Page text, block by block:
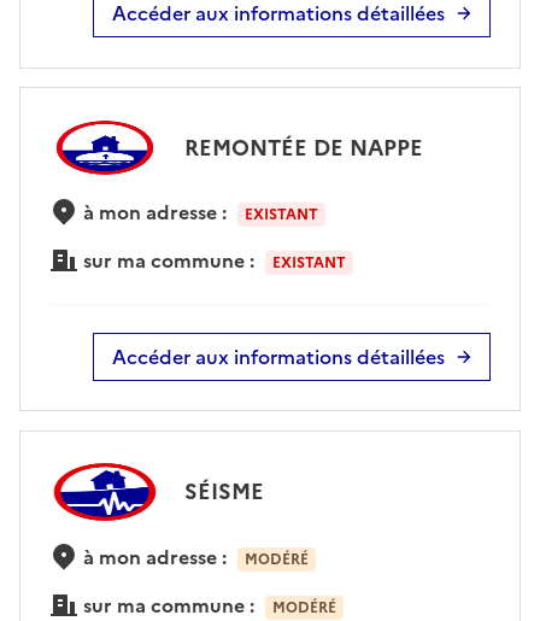
Accéder aux informations détaillées
REMONTÉE DE NAPPE
à mon adresse : EXISTANT
sur ma commune : EXISTANT
Accéder aux informations détaillées
SÉISME
à mon adresse : MODÉRÉ
sur ma commune : MODÉRÉ